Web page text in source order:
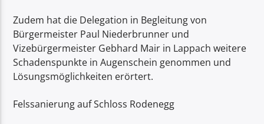
Zudem hat die Delegation in Begleitung von
Bürgermeister Paul Niederbrunner und
Vizebürgermeister Gebhard Mair in Lappach weitere
Schadenspunkte in Augenschein genommen und
Lösungsmöglichkeiten erörtert.
Felssanierung auf Schloss Rodenegg